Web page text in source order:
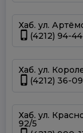
Хаб. ул.
(4212) 94-
Хаб. ул.
(4212) 36-
Хаб. ул.
92/5